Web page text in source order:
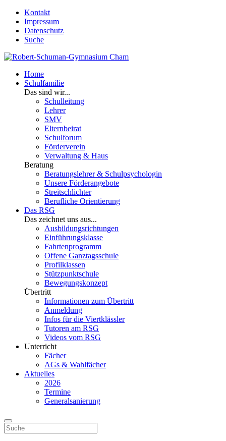
Kontakt
Impressum
Datenschutz
Suche
Home
Schulfamilie
Das sind wir...
Schulleitung
Lehrer
SMV
Elternbeirat
Schulforum
Förderverein
Verwaltung & Haus
Beratung
Beratungslehrer & Schulpsychologin
Unsere Förderangebote
Streitschlichter
Berufliche Orientierung
Das RSG
Das zeichnet uns aus...
Ausbildungsrichtungen
Einführungsklasse
Fahrtenprogramm
Offene Ganztagsschule
Profilklassen
Stützpunktschule
Bewegungskonzept
Übertritt
Informationen zum Übertritt
Anmeldung
Infos für die Viertklässler
Tutoren am RSG
Videos vom RSG
Unterricht
Fächer
AGs & Wahlfächer
Aktuelles
2026
Termine
Generalsanierung